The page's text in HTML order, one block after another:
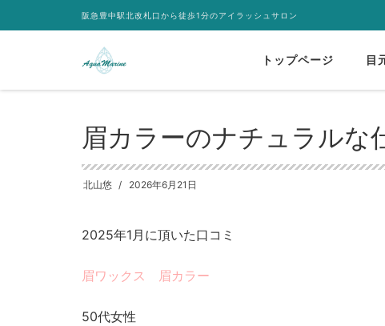
阪急豊中駅北改札口から徒歩1分のアイラッシュサロン
トップページ 目
HOME
眉カラーのナチュラルな
北山悠 2026年6月21日
2025年1月に頂いた口コミ
眉ワックス 眉カラー
50代女性